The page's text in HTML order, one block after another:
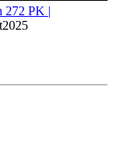
272 PK |
2025